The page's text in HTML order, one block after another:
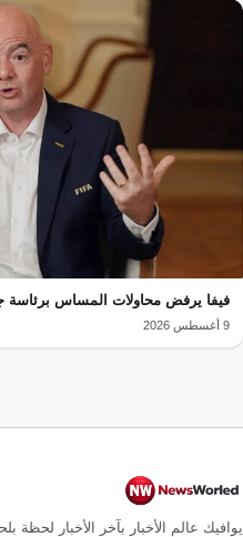
فيفا يرفض محاولات المساس برئاسة
9 أغسطس 2026
يوافيك عالم الأخبار بآخر الأخبار لحظة